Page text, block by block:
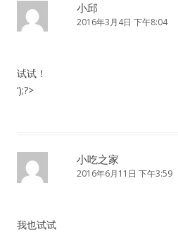
小邱
2016年3月4日 下午8:04
试试！
‘);?>
小吃之家
2016年6月11日 下午3:59
我也试试